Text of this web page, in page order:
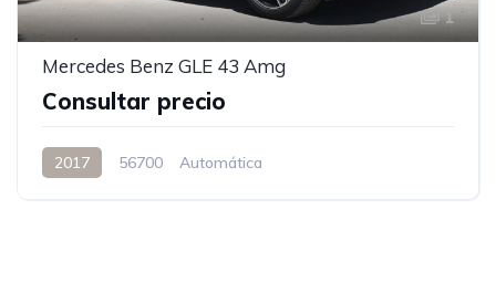
1
Mercedes Benz GLE 43 Amg
Consultar precio
2017 56700 Automática